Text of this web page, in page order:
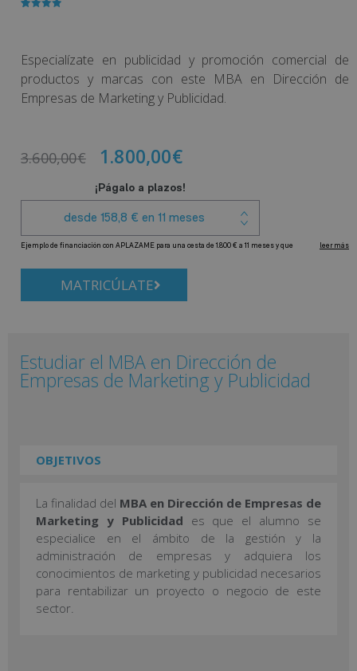
de un
cliente
Especialízate en publicidad y promoción comercial de
productos y marcas con este MBA en Dirección de
Empresas de Marketing y Publicidad.
3.600,00€ 1.800,00€
MATRICÚLATE
Estudiar el MBA en Dirección de
Empresas de Marketing y Publicidad
OBJETIVOS
La finalidad del MBA en Dirección de Empresas de
Marketing y Publicidad es que el alumno se
especialice en el ámbito de la gestión y la
administración de empresas y adquiera los
conocimientos de marketing y publicidad necesarios
para rentabilizar un proyecto o negocio de este
sector.